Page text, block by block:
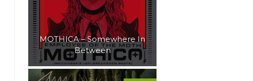
MOTHICA – Somewhere In
Between